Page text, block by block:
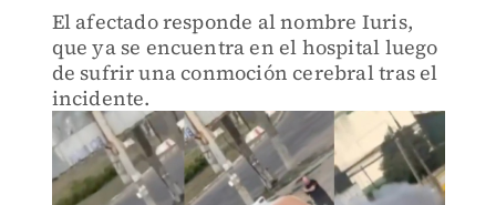
El afectado responde al nombre Iuris,
que ya se encuentra en el hospital luego
de sufrir una conmoción cerebral tras el
incidente.